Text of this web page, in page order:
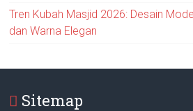
Tren Kubah Masjid 2026: Desain
dan Warna Elegan
Sitemap